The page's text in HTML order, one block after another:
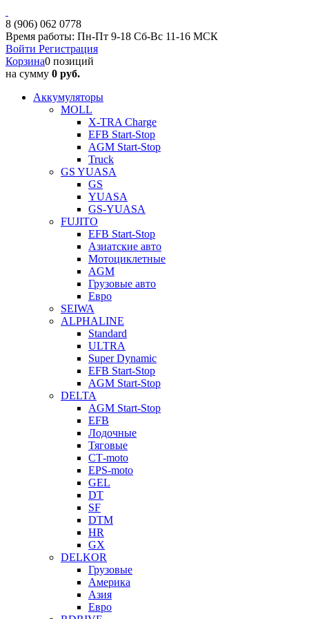
8 (906) 062 0778
Время работы: Пн-Пт 9-18 Сб-Вс 11-16 МСК
Войти Регистрация
Корзина0 позиций
на сумму 0 руб.
Аккумуляторы
MOLL
X-TRA Charge
EFB Start-Stop
AGM Start-Stop
Truck
GS YUASA
GS
YUASA
GS-YUASA
FUJITO
EFB Start-Stop
Азиатские авто
Мотоциклетные
AGM
Грузовые авто
Евро
SEIWA
ALPHALINE
Standard
ULTRA
Super Dynamic
EFB Start-Stop
AGM Start-Stop
DELTA
AGM Start-Stop
EFB
Лодочные
Тяговые
СТ-moto
EPS-moto
GEL
DT
SF
DTM
HR
GX
DELKOR
Грузовые
Америка
Азия
Евро